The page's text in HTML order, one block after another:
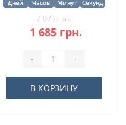
Дней Часов Минут Секунд
2 075 грн.
1 685 грн.
- +
В КОРЗИНУ